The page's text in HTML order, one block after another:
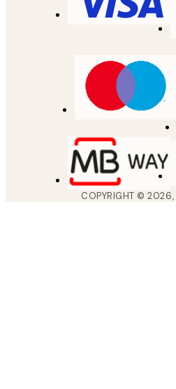
COPYRIGHT ©2026,